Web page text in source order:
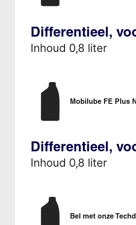
Differentieel,
Inhoud 0,8 liter
Mobilube FE Plus
Differentieel,
Inhoud 0,8 liter
Bel met onze